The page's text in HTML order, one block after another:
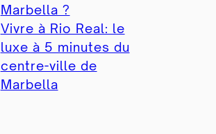
Marbella ?
Vivre à Rio Real: le
luxe à 5 minutes du
centre-ville de
Marbella